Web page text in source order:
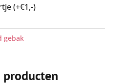
(+€1,-)
gebak
producten